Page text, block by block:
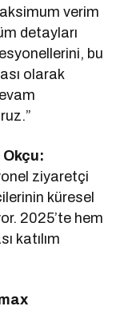
verim
detayları
bu
olarak
Okçu:
ziyaretçi
küresel
2025’te hem
katılım